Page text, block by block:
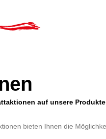
auf unsere
bieten Ihnen die